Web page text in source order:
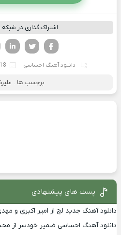
اشتراک گذاری در
دانلود آهنگ احساسی 18 فوریه 2020
برچسب ها :
پست های پیشنهادی
دانلود آهنگ جدید لج از امیر اکبری و
دانلود آهنگ احساسی ضمیر خودسر از